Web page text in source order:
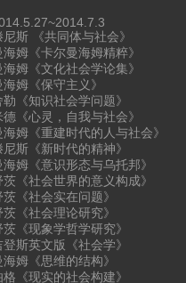
尼斯 《共同体与社会》
海姆《卡尔曼海姆精粹》
海姆《文化社会学论集》
海姆《保守主义》
勒《知识社会学问题》
德《心灵，自我与社会》
海姆《重建时代的人与社会》
尼斯《新时代的精神》
海姆《意识形态与乌托邦》
茨《社会世界的意义构成》
茨《社会实在问题》
茨《社会理论研究》
茨《现象学哲学研究》
登斯英文版《社会学》
海姆《思维的结构》
格《现实的社会构建》